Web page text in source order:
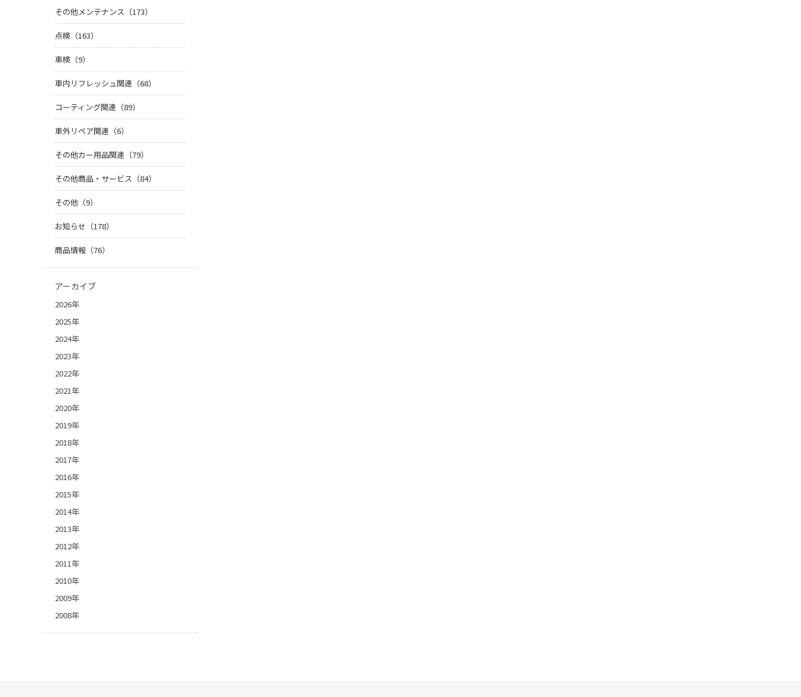
その他メンテナンス（173）
点検（163）
車検（9）
車内リフレッシュ関連（68）
コーティング関連（89）
車外リペア関連（6）
その他カー用品関連（79）
その他商品・サービス（84）
その他（9）
お知らせ（178）
商品情報（76）
アーカイブ
2026年
2025年
2024年
2023年
2022年
2021年
2020年
2019年
2018年
2017年
2016年
2015年
2014年
2013年
2012年
2011年
2010年
2009年
2008年